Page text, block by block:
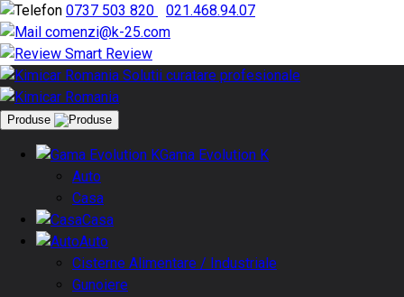
0737 503 820
021.468.94.07
comenzi@k-25.com
Smart Review
Produse
Gama Evolution K
Auto
Casa
Casa
Auto
Cisterne Alimentare / Industriale
Gunoiere